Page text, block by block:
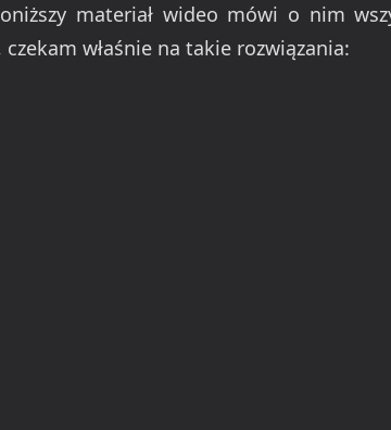
materiał wideo mówi o nim
właśnie na takie rozwiązania: